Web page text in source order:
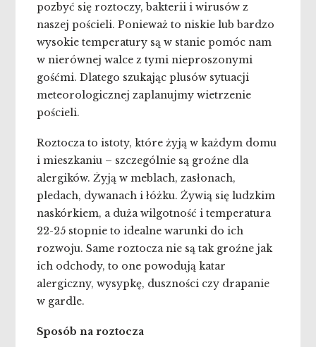
pozbyć się roztoczy, bakterii i wirusów z
naszej pościeli. Ponieważ to niskie lub bardzo
wysokie temperatury są w stanie pomóc nam
w nierównej walce z tymi nieproszonymi
gośćmi. Dlatego szukając plusów sytuacji
meteorologicznej zaplanujmy wietrzenie
pościeli.
Roztocza to istoty, które żyją w każdym domu
i mieszkaniu – szczególnie są groźne dla
alergików. Żyją w meblach, zasłonach,
pledach, dywanach i łóżku. Żywią się ludzkim
naskórkiem, a duża wilgotność i temperatura
22-25 stopnie to idealne warunki do ich
rozwoju. Same roztocza nie są tak groźne jak
ich odchody, to one powodują katar
alergiczny, wysypkę, duszności czy drapanie
w gardle.
Sposób na roztocza